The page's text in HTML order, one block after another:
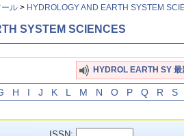
ル > HYDROLOGY AND EARTH SYSTEM
SYSTEM SCIENCES
HYDROL EARTH SY
H I J K L M N O P Q R S